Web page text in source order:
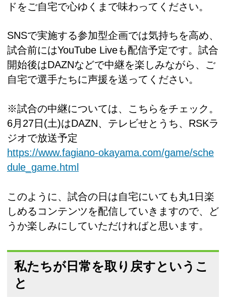
ドをご自宅で心ゆくまで味わってください。
SNSで実施する参加型企画では気持ちを高め、
試合前にはYouTube Liveも配信予定です。試合
開始後はDAZNなどで中継を楽しみながら、ご
自宅で選手たちに声援を送ってください。
※試合の中継については、こちらをチェック。
6月27日(土)はDAZN、テレビせとうち、RSKラ
ジオで放送予定
https://www.fagiano-okayama.com/game/sche
dule_game.html
このように、試合の日は自宅にいても丸1日楽
しめるコンテンツを配信していきますので、ど
うか楽しみにしていただければと思います。
私たちが日常を取り戻すというこ
と